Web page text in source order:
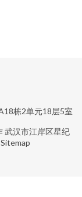
栋2单元18层5室
武汉市江岸区星纪
Sitemap